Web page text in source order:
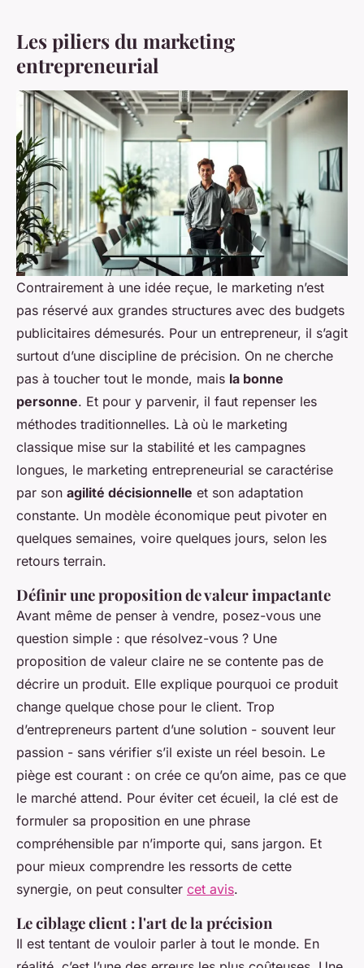
Les piliers du marketing
entrepreneurial
Contrairement à une idée reçue, le marketing n’est
pas réservé aux grandes structures avec des budgets
publicitaires démesurés. Pour un entrepreneur, il s’agit
surtout d’une discipline de précision. On ne cherche
pas à toucher tout le monde, mais la bonne
personne. Et pour y parvenir, il faut repenser les
méthodes traditionnelles. Là où le marketing
classique mise sur la stabilité et les campagnes
longues, le marketing entrepreneurial se caractérise
par son agilité décisionnelle et son adaptation
constante. Un modèle économique peut pivoter en
quelques semaines, voire quelques jours, selon les
retours terrain.
Définir une proposition de valeur impactante
Avant même de penser à vendre, posez-vous une
question simple : que résolvez-vous ? Une
proposition de valeur claire ne se contente pas de
décrire un produit. Elle explique pourquoi ce produit
change quelque chose pour le client. Trop
d’entrepreneurs partent d’une solution - souvent leur
passion - sans vérifier s’il existe un réel besoin. Le
piège est courant : on crée ce qu’on aime, pas ce que
le marché attend. Pour éviter cet écueil, la clé est de
formuler sa proposition en une phrase
compréhensible par n’importe qui, sans jargon. Et
pour mieux comprendre les ressorts de cette
synergie, on peut consulter cet avis.
Le ciblage client : l'art de la précision
Il est tentant de vouloir parler à tout le monde. En